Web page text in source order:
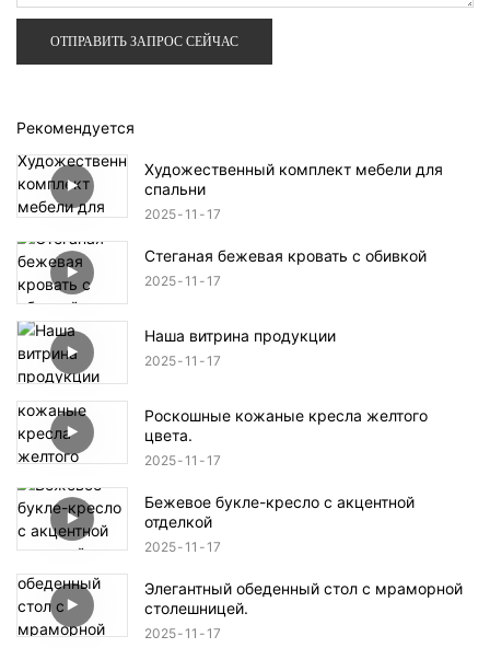
ОТПРАВИТЬ ЗАПРОС СЕЙЧАС
Рекомендуется
Художественный комплект мебели для
спальни
2025 11 17
Стеганая бежевая кровать с обивкой
2025 11 17
Наша витрина продукции
2025 11 17
Роскошные кожаные кресла желтого
цвета.
2025 11 17
Бежевое букле-кресло с акцентной
отделкой
2025 11 17
Элегантный обеденный стол с мраморной
столешницей.
2025 11 17